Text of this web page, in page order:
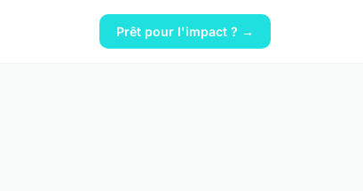
Prêt pour l'impact ? →